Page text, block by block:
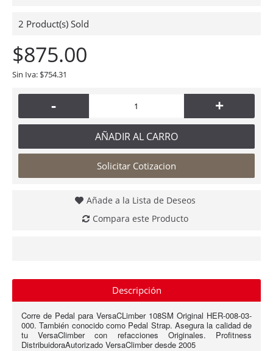
2 Product(s) Sold
$875.00
Sin Iva: $754.31
- +
AÑADIR AL CARRO
Solicitar Cotizacion
Añade a la Lista de Deseos
Compara este Producto
Descripción
Corre de Pedal para VersaCLimber 108SM Original HER-008-03-
000. También conocido como Pedal Strap. Asegura la calidad de
tu VersaClimber con refacciones Originales. Profitness
DistribuidoraAutorizado VersaClimber desde 2005